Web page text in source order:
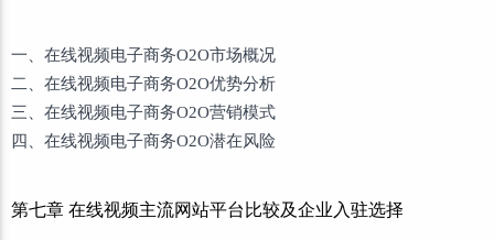
一、在线视频电子商务O2O市场概况
二、在线视频电子商务O2O优势分析
三、在线视频电子商务O2O营销模式
四、在线视频电子商务O2O潜在风险
第七章 在线视频主流网站平台比较及企业入驻选择